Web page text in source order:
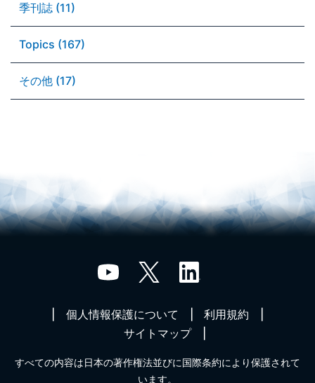
季刊誌 (11)
Topics (167)
その他 (17)
個人情報保護について
利用規約
サイトマップ
すべての内容は日本の著作権法並びに国際条約により保護されて
います。